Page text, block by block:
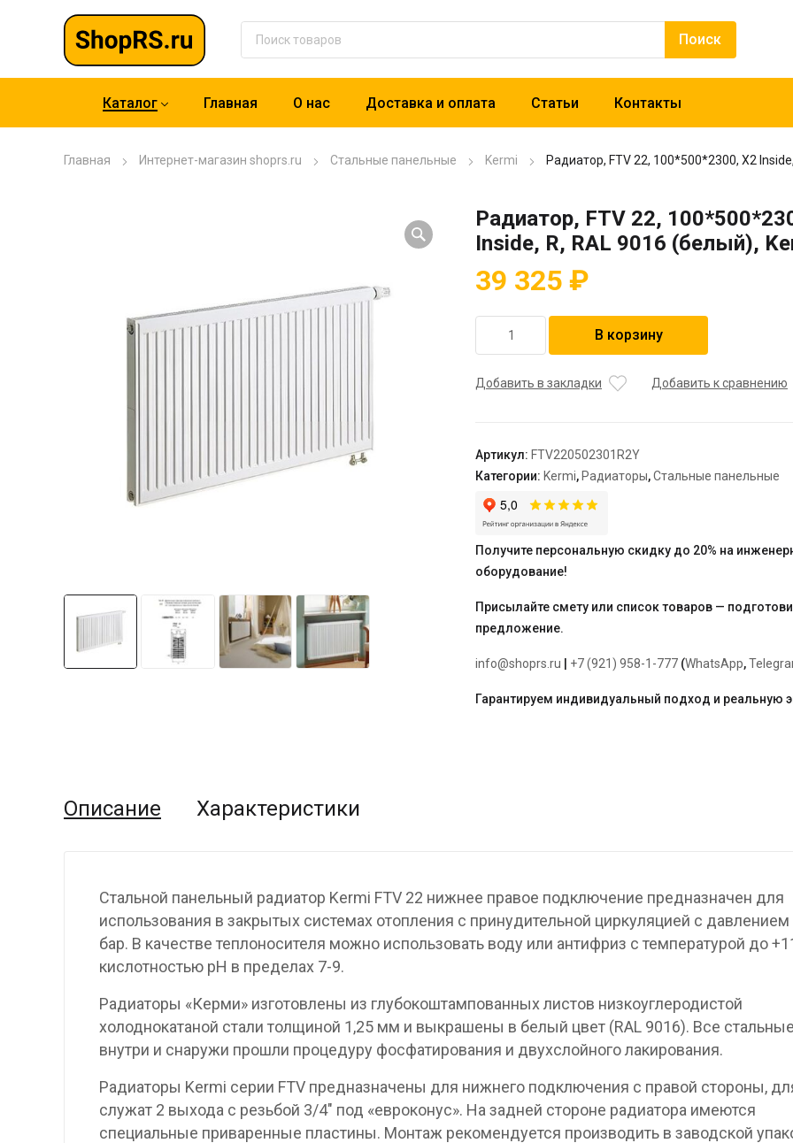
Каталог Главная О нас Доставка и оплата Статьи Контакты
Главная Интернет-магазин shoprs.ru Стальные панельные Kermi Радиатор, FTV 22, 100*500*2300, X2
Радиатор, FTV 22,
Inside, R, RAL 9016 (белый),
39 325 ₽
товара
FTV
Inside,
R,
RAL
9016
Kermi
В корзину
Добавить в закладки Добавить к сравнению
Артикул: FTV220502301R2Y
Категории: Kermi, Радиаторы,Стальные панельные
Получите персональную скидку до 20% на
оборудование!
Присылайте смету или список товаров —
предложение.
info@shoprs.ru +7 (921) 958-1-777 (WhatsApp,
Гарантируем индивидуальный подход и реальную
Описание Характеристики
Стальной панельный радиатор Kermi FTV 22 нижнее правое подключение предназначен для
использования в закрытых системах отопления с принудительной циркуляцией с
бар. В качестве теплоносителя можно использовать воду или антифриз с температурой до
кислотностью pH в пределах 7-9.
Радиаторы «Керми» изготовлены из глубокоштампованных листов низкоуглеродистой
холоднокатаной стали толщиной 1,25 мм и выкрашены в белый цвет (RAL 9016). Все
внутри и снаружи прошли процедуру фосфатирования и двухслойного лакирования.
Радиаторы Kermi серии FTV предназначены для нижнего подключения с правой стороны,
служат 2 выхода с резьбой 3/4″ под «евроконус». На задней стороне радиатора имеются
специальные приваренные пластины. Монтаж рекомендуется производить в заводской